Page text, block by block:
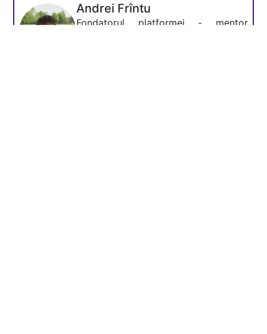
Andrei Frîntu
Fondatorul platformei - mentor